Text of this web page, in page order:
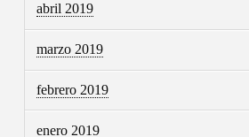
abril 2019
marzo 2019
febrero 2019
enero 2019